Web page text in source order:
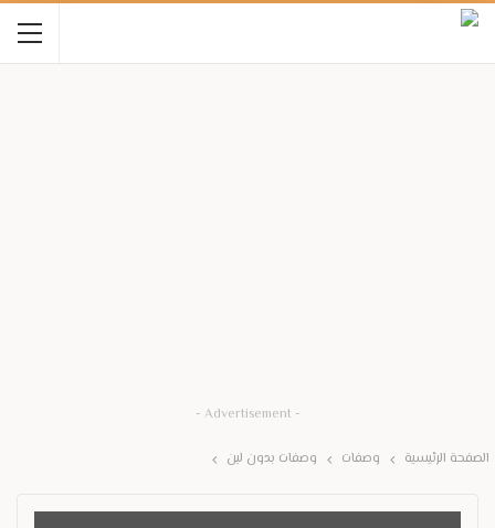
- Advertisement -
الصفحة الرئيسية وصفات وصفات بدون لبن